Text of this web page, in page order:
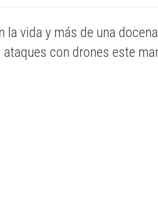
la vida y más de una
con drones este